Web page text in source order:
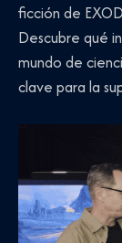
ficción de
Descubre qué
mundo de
clave para la